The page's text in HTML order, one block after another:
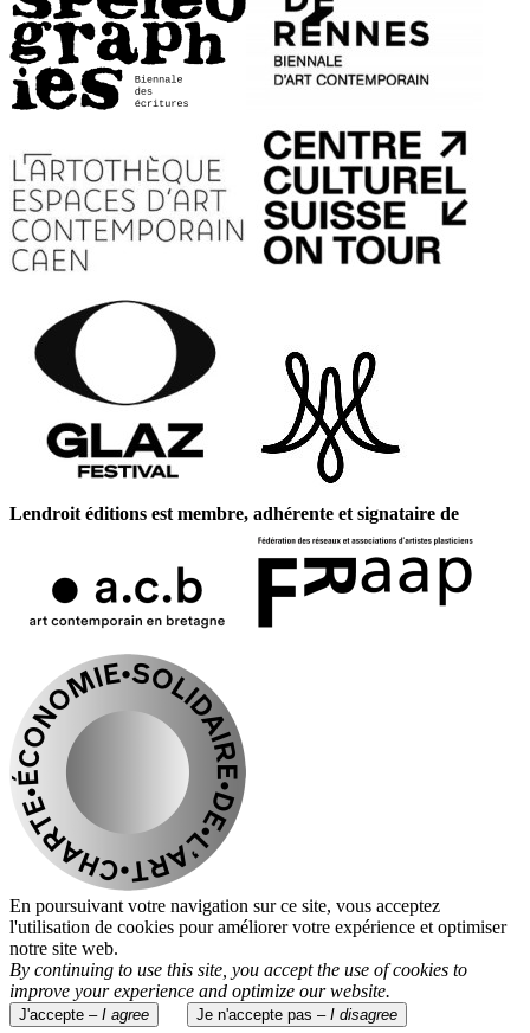
Lendroit éditions est membre, adhérente et signataire de
En poursuivant votre navigation sur ce site, vous acceptez
l'utilisation de cookies pour améliorer votre expérience et optimiser
notre site web.
By continuing to use this site, you accept the use of cookies to
improve your experience and optimize our website.
J'accepte – I agree Je n'accepte pas – I disagree